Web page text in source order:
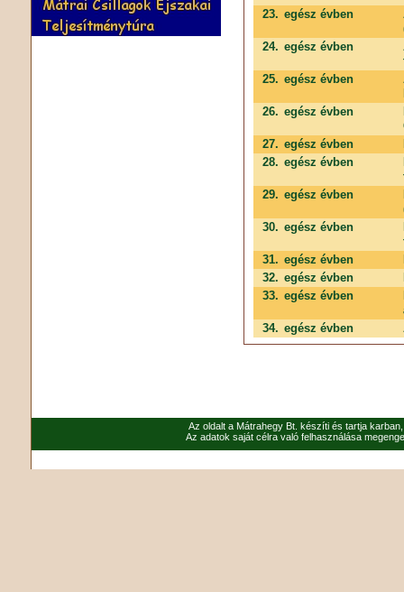
23. egész évben
24. egész évben
25. egész évben
26. egész évben
27. egész évben
28. egész évben
29. egész évben
30. egész évben
31. egész évben
32. egész évben
33. egész évben
34. egész évben
Az oldalt a Mátrahegy Bt. készíti és tartja
Az adatok saját célra való felhasználása